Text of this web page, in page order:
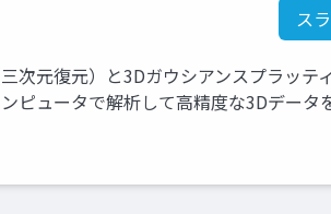
ス
次元復元）と3Dガウシアンスプラッテ
ピュータで解析して高精度な3Dデータ